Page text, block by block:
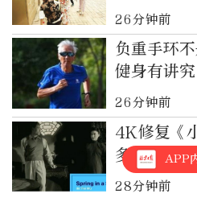
“七色光”
26分钟前
负重手环
健身有讲究
26分钟前
4K修复《
多伦多电
28分钟前
APP